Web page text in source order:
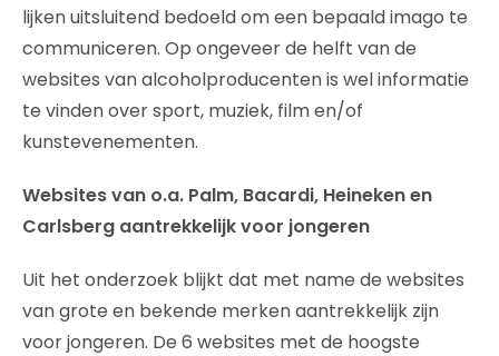
lijken uitsluitend bedoeld om een bepaald imago te
communiceren. Op ongeveer de helft van de
websites van alcoholproducenten is wel informatie
te vinden over sport, muziek, film en/of
kunstevenementen.
Websites van o.a. Palm, Bacardi, Heineken en
Carlsberg aantrekkelijk voor jongeren
Uit het onderzoek blijkt dat met name de websites
van grote en bekende merken aantrekkelijk zijn
voor jongeren. De 6 websites met de hoogste